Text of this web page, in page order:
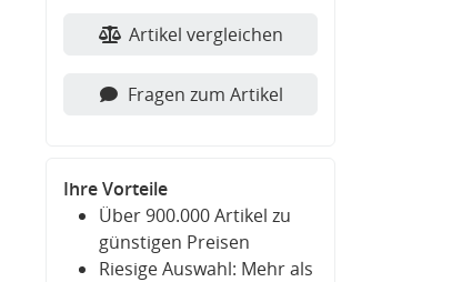
Artikel vergleichen
Fragen zum Artikel
Ihre Vorteile
Über 900.000 Artikel zu
günstigen Preisen
Riesige Auswahl: Mehr als